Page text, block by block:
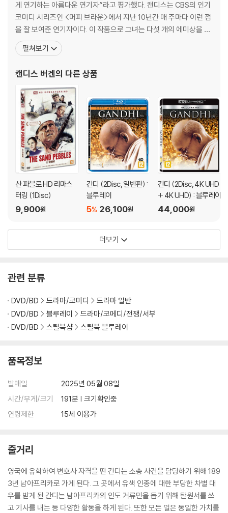
게 연기하는 아름다운 연기자”라고 평가했다. 캔디스는 CBS의 인기
코미디 시리즈인 <머피 브라운>에서 지난 10년간 매 주마다 이런 점
을 잘 보여준 연기자이다. 이 작품으로 그녀는 다섯 개의 에미상을 수
상했다. 프랜시스 버겐과 고인이 된 에드가 버겐의 딸인 캔디스는 LA
에서 성장했으며 세계 곳곳을 다니며 수학했다. < Getting Straigh
았으며 < Start
펼쳐보기
캔디스 버겐의 다른 상품
산 파블로 HD 리마스
터링 (1Disc)
9,900원
간디 (2Disc, 일반판) :
블루레이
26,100원
5%
간디 (2Disc, 4K UHD
+ 4K UHD) : 블루레이
44,000원
더보기
관련 분류
DVD/BD 드라마/코미디
드라마 일반
DVD/BD
블루레이
드라마/코메디/전쟁/서부
DVD/BD
스틸북샵 스틸북 블루레이
품목정보
발매일
2025년 05월 08일
시간/무게/크기
191분 | 크기확인중
연령제한
15세 이용가
줄거리
영국에 유학하여 변호사 자격을 딴 간디는 소송 사건을 담당하기 위해 189
3년 남아프리카로 가게 된다. 그 곳에서 유색 인종에 대한 부당한 차별 대
우를 받게 된 간디는 남아프리카의 인도 거류민을 돕기 위해 탄원서를 쓰
고 기사를 내는 등 다양한 활동을 하게 된다. 또한 모든 일은 동일한 가치를